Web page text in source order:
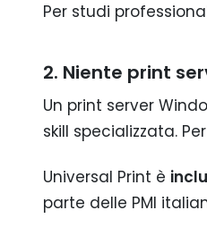
Per studi
2. Niente print
Un print server
skill specializzata.
Universal Print è
parte delle PMI